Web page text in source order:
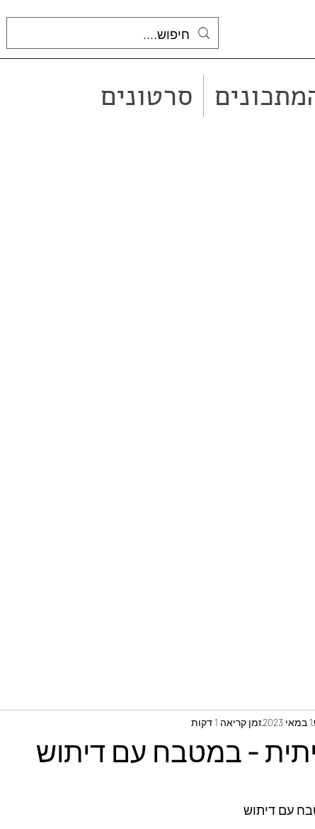
סרטונים
- במטבח עם דיתוש
1 במאי 2023 זמן קריאה 1 דקות
עם דיתוש